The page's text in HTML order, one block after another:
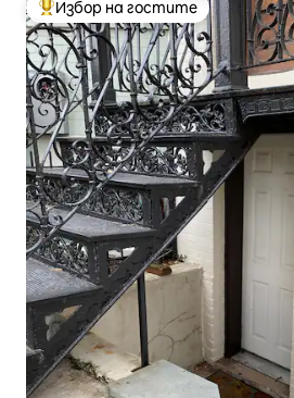
Най-популярен избор на гостите
Избор на гостите